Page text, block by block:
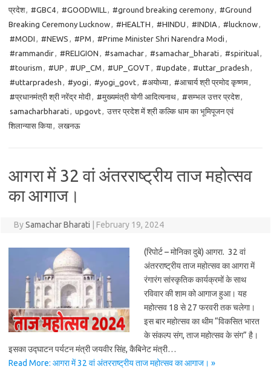
प्रदेश, #GBC4, #GOODWILL , #ground breaking ceremony, #Ground
Breaking Ceremony Lucknow, #HEALTH , #HINDU , #INDIA , #lucknow,
#MODI , #NEWS , #PM , #Prime Minister Shri Narendra Modi ,
#rammandir, #RELIGION , #samachar, #samachar_bharati , #spiritual,
#tourism , #UP , #UP_CM , #UP_GOVT , #update , #uttar_pradesh ,
#uttarpradesh , #yogi , #yogi_govt, #अयोध्या, #आचार्य श्री प्रमोद कृष्णम,
#प्रधानमंत्री श्री नरेंद्र मोदी, #मुख्यमंत्री योगी आदित्यनाथ, #सम्भल उत्तर प्रदेश,
samacharbharati , upgovt, उत्तर प्रदेश में श्री कल्कि धाम का भूमिपूजन एवं
शिलान्यास किया, लखनऊ
आगरा में 32 वां अंतरराष्ट्रीय ताज महोत्सव
का आगाज।
BySamachar Bharati February 19, 2024
(रिपोर्ट – मोनिका दुबे) आगरा. 32 वां
अंतरराष्ट्रीय ताज महोत्सव का आगरा में
रंगारंग सांस्कृतिक कार्यक्रमों के साथ
रविवार की शाम को आगाज हुआ। यह
महोत्सव 18 से 27 फरवरी तक चलेगा।
इस बार महोत्सव का थीम “विकसित भारत
के संकल्प संग, ताज महोत्सव के संग” है।
इसका उद्घाटन पर्यटन मंत्री जयवीर सिंह, कैबिनेट मंत्री…
Read More: आगरा में 32 वां अंतरराष्ट्रीय ताज महोत्सव का आगाज। »